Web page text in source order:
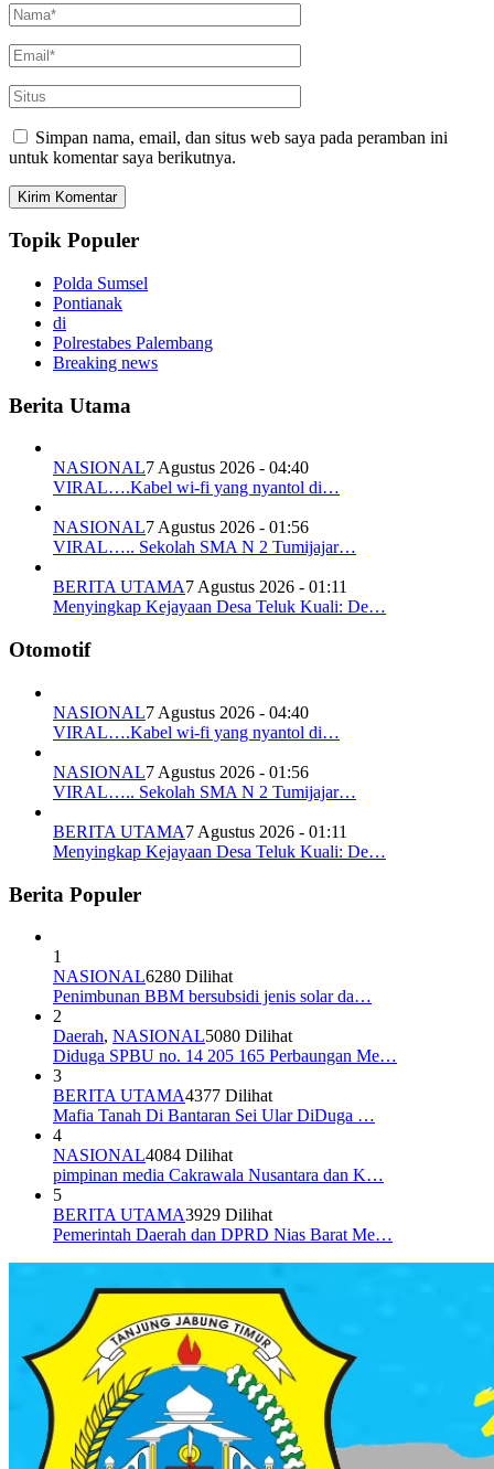
Simpan nama, email, dan situs web saya pada peramban ini
untuk komentar saya berikutnya.
Topik Populer
Polda Sumsel
Pontianak
di
Polrestabes Palembang
Breaking news
Berita Utama
NASIONAL7 Agustus 2026 - 04:40
VIRAL….Kabel wi-fi yang nyantol di…
NASIONAL7 Agustus 2026 - 01:56
VIRAL….. Sekolah SMA N 2 Tumijajar…
BERITA UTAMA7 Agustus 2026 - 01:11
Menyingkap Kejayaan Desa Teluk Kuali: De…
Otomotif
NASIONAL7 Agustus 2026 - 04:40
VIRAL….Kabel wi-fi yang nyantol di…
NASIONAL7 Agustus 2026 - 01:56
VIRAL….. Sekolah SMA N 2 Tumijajar…
BERITA UTAMA7 Agustus 2026 - 01:11
Menyingkap Kejayaan Desa Teluk Kuali: De…
Berita Populer
1
NASIONAL6280 Dilihat
Penimbunan BBM bersubsidi jenis solar da…
2
Daerah, NASIONAL5080 Dilihat
Diduga SPBU no. 14 205 165 Perbaungan Me…
3
BERITA UTAMA4377 Dilihat
Mafia Tanah Di Bantaran Sei Ular DiDuga …
4
NASIONAL4084 Dilihat
pimpinan media Cakrawala Nusantara dan K…
5
BERITA UTAMA3929 Dilihat
Pemerintah Daerah dan DPRD Nias Barat Me…